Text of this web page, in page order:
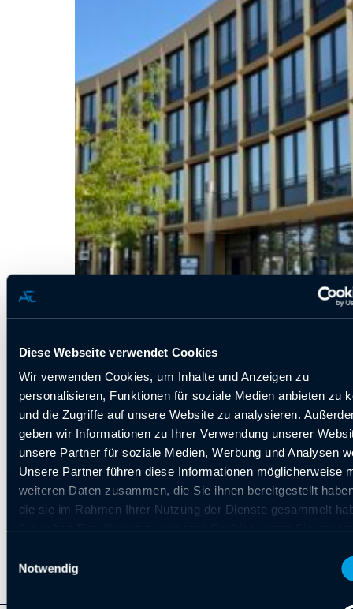
Diese Webseite verwendet Cookies
Wir verwenden Cookies, um Inhalte und Anzeigen zu
personalisieren, Funktionen für soziale Medien anbieten zu
und die Zugriffe auf unsere Website zu analysieren.
geben wir Informationen zu Ihrer Verwendung unserer
unsere Partner für soziale Medien, Werbung und Analysen
Unsere Partner führen diese Informationen möglicherweise
weiteren Daten zusammen, die Sie ihnen bereitgestellt
die sie im Rahmen Ihrer Nutzung der Dienste gesammelt
Notwendig